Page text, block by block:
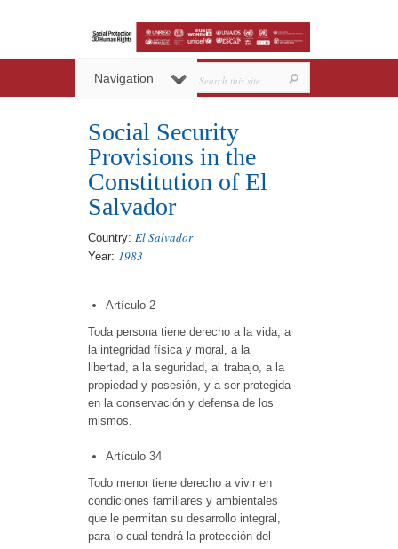
Navigation
Social Security
Provisions in the
Constitution of El
Salvador
Country: El Salvador
Year: 1983
Artículo 2
Toda persona tiene derecho a la vida, a
la integridad física y moral, a la
libertad, a la seguridad, al trabajo, a la
propiedad y posesión, y a ser protegida
en la conservación y defensa de los
mismos.
Artículo 34
Todo menor tiene derecho a vivir en
condiciones familiares y ambientales
que le permitan su desarrollo integral,
para lo cual tendrá la protección del